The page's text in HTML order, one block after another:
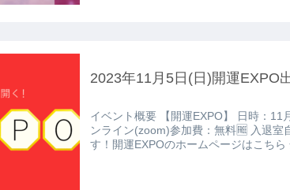
2023年11月5日(日)開運EXPO
イベント概要 【開運EXPO】 日時：11月5日(日)10:00~13:00場所：オ
ンライン(zoom)参加費：無料🆓 入退